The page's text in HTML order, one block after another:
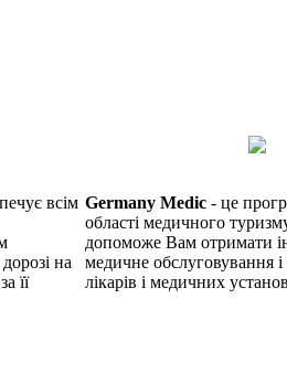
всім
на
її
Germany Medic - це
області медичного
допоможе Вам отримати
медичне обслуговування
лікарів і медичних